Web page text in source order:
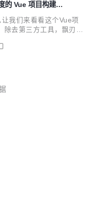
npm i -g @vue/cli 安装
ES6+ Pug Sass Less
的 Vue 项目构建工
我们来看看这个Vue项
去第三方工具，飘刃所
import/export ，其余直
码使用 rollup 打包，摇